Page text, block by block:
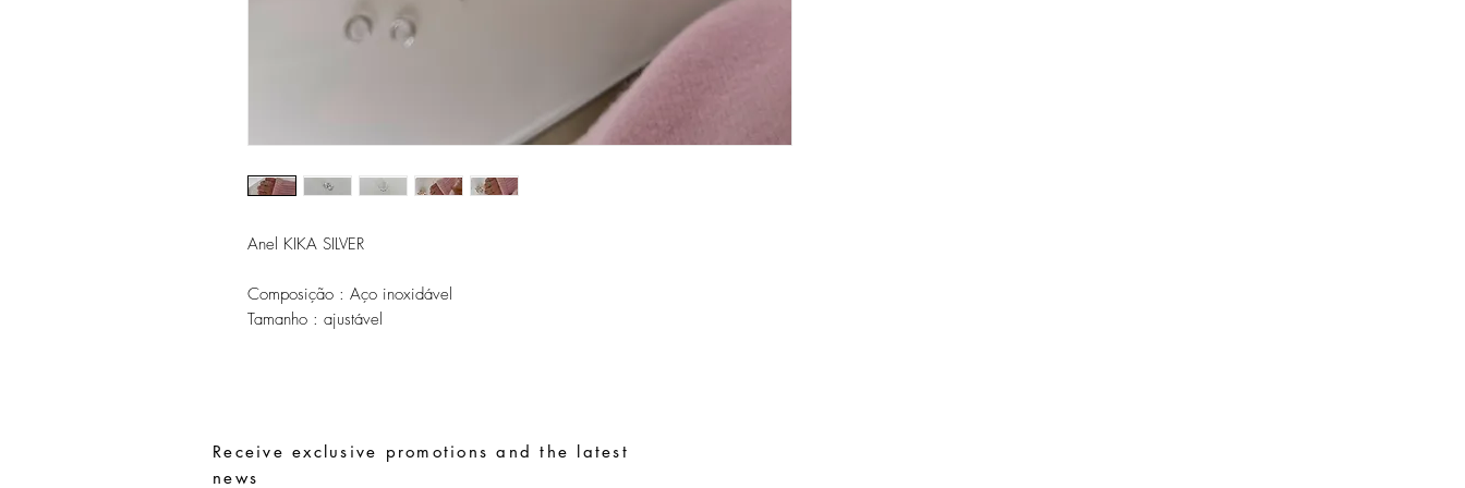
Anel KIKA SILVER
Composição : Aço inoxidável
Tamanho : ajustável
Receive exclusive promotions and the latest
news